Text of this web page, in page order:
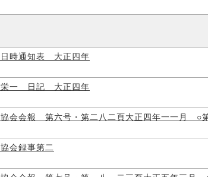
時通知表 大正四年
栄一 日記 大正四年
協会会報 第六号・第二八二頁大正四年一一月 ○
会録事第二